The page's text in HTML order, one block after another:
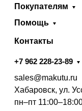
Покупателям
Помощь
Контакты
+7 962 228-23-89
sales@makutu.ru
Хабаровск, ул.
пн–пт